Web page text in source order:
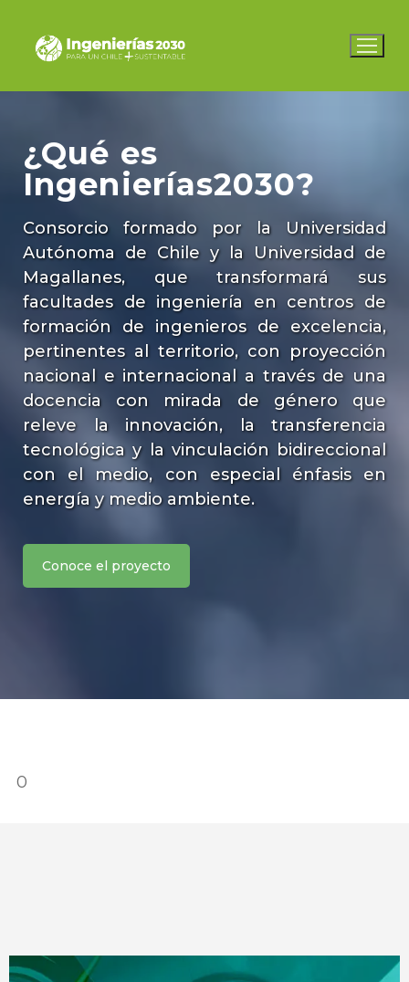
contenido
¿Qué es
Ingenierías2030?
Consorcio formado por la Universidad
Autónoma de Chile y la Universidad de
Magallanes, que transformará sus
facultades de ingeniería en centros de
formación de ingenieros de excelencia,
pertinentes al territorio, con proyección
nacional e internacional a través de una
docencia con mirada de género que
releve la innovación, la transferencia
tecnológica y la vinculación bidireccional
con el medio, con especial énfasis en
energía y medio ambiente.
Conoce el proyecto
0